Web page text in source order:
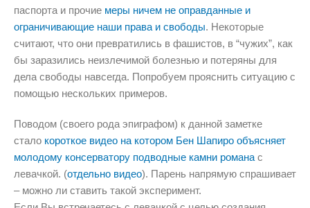
паспорта и прочие меры ничем не оправданные и
ограничивающие наши права и свободы. Некоторые
считают, что они превратились в фашистов, в “чужих”, как
бы заразились неизлечимой болезнью и потеряны для
дела свободы навсегда. Попробуем прояснить ситуацию с
помощью нескольких примеров.
Поводом (своего рода эпиграфом) к данной заметке
стало короткое видео на котором Бен Шапиро объясняет
молодому консерватору подводные камни романа с
левачкой. (отдельно видео). Парень напрямую спрашивает
– можно ли ставить такой эксперимент.